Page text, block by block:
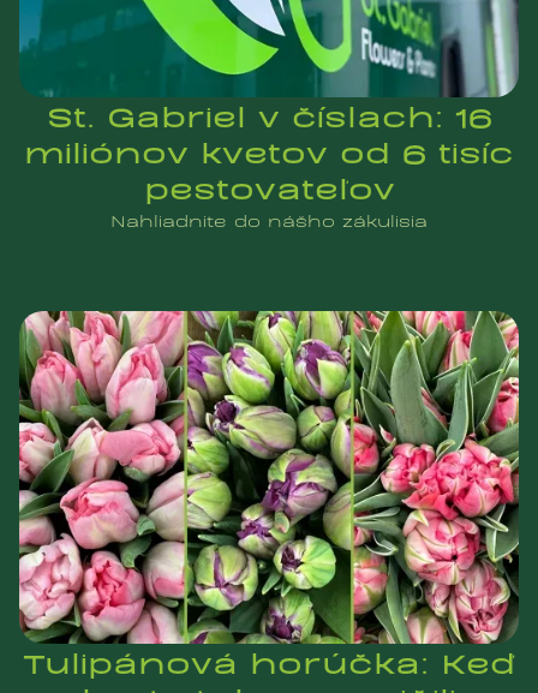
St. Gabriel v číslach: 16
miliónov kvetov od 6 tisíc
pestovateľov
Nahliadnite do nášho zákulisia
Tulipánová horúčka: Keď